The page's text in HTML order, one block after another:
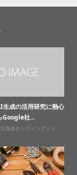
生成の活用研究に熱心
Google社...
北海道オンラインアジト